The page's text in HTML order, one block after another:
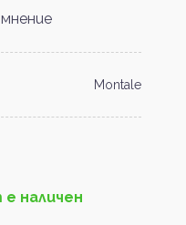
Montale
наличен